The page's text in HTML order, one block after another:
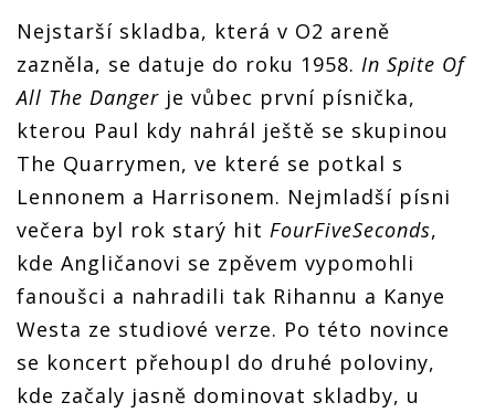
Nejstarší skladba, která v O2 areně
zazněla, se datuje do roku 1958. In Spite Of
All The Danger je vůbec první písnička,
kterou Paul kdy nahrál ještě se skupinou
The Quarrymen, ve které se potkal s
Lennonem a Harrisonem. Nejmladší písni
večera byl rok starý hit FourFiveSeconds,
kde Angličanovi se zpěvem vypomohli
fanoušci a nahradili tak Rihannu a Kanye
Westa ze studiové verze. Po této novince
se koncert přehoupl do druhé poloviny,
kde začaly jasně dominovat skladby, u